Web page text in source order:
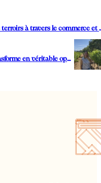
Lisa Pinto : faire
Maurianne : une alternance qui se transforme en véritable opportunité.